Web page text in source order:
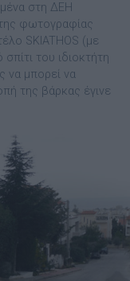
στη ΔΕΗ
φωτογραφίας
SKIATHOS (με
του ιδιοκτήτη
να μπορεί να
της βάρκας έγινε